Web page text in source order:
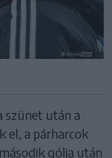
szünet után a
el, a párharcok
gólja után